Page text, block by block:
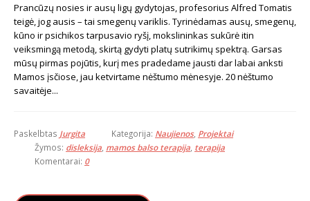
Prancūzų nosies ir ausų ligų gydytojas, profesorius Alfred Tomatis
teigė, jog ausis – tai smegenų variklis. Tyrinėdamas ausų, smegenų,
kūno ir psichikos tarpusavio ryšį, mokslininkas sukūrė itin
veiksmingą metodą, skirtą gydyti platų sutrikimų spektrą. Garsas
mūsų pirmas pojūtis, kurį mes pradedame jausti dar labai anksti
Mamos įsčiose, jau ketvirtame nėštumo mėnesyje. 20 nėštumo
savaitėje...
Paskelbtas Jurgita Kategorija: Naujienos, Projektai
Žymos: disleksija mamos balso terapija terapija
Komentarai: 0